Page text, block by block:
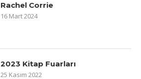
Rachel Corrie
16 Mart 2024
2023 Kitap Fuarları
25 Kasım 2022